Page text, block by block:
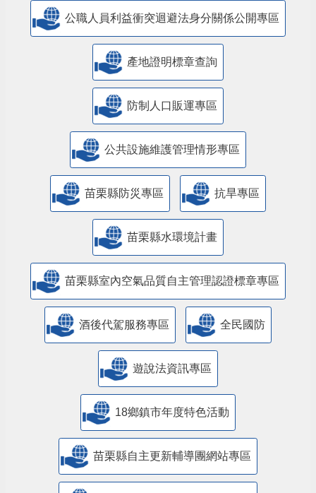
公職人員利益衝突迴避法身分關係公開專區
產地證明標章查詢
防制人口販運專區
​公共設施維護管理情形專區
苗栗縣防災專區 抗旱專區
苗栗縣水環境計畫
苗栗縣室內空氣品質自主管理認證標章專區
酒後代駕服務專區 全民國防
遊說法資訊專區
18鄉鎮市年度特色活動
苗栗縣自主更新輔導團網站專區